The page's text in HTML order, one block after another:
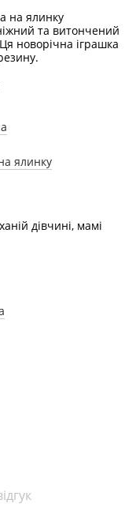
на ялинку
та витончений
новорічна іграшка
ялинку
дівчині, мамі